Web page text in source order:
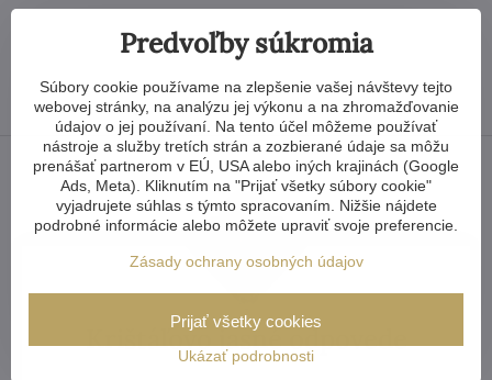
Krištáľovo jasné odpovede
Predvoľby súkromia
Súbory cookie používame na zlepšenie vašej návštevy tejto
webovej stránky, na analýzu jej výkonu a na zhromažďovanie
údajov o jej používaní. Na tento účel môžeme používať
nástroje a služby tretích strán a zozbierané údaje sa môžu
prenášať partnerom v EÚ, USA alebo iných krajinách (Google
Ads, Meta). Kliknutím na "Prijať všetky súbory cookie"
vyjadrujete súhlas s týmto spracovaním. Nižšie nájdete
podrobné informácie alebo môžete upraviť svoje preferencie.
Zásady ochrany osobných údajov
Ukázať podrobnosti
Prijať všetky cookies